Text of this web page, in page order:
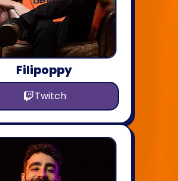
Filipoppy
Twitch